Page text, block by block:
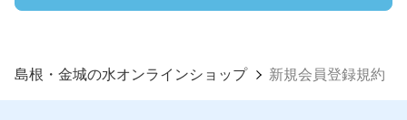
島根・金城の水オンラインショップ 新規会員登録規約
当サイトにおいてのご購入には会員登録が必要になります。